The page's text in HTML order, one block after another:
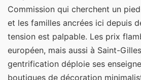
Commission qui cherchent un
et les familles ancrées ici depuis
tension est palpable. Les prix
européen, mais aussi à Saint-
gentrification déploie ses
boutiques de décoration